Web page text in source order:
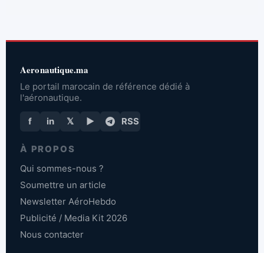
Aeronautique.ma
Le portail marocain de référence dédié à
l'aéronautique.
f in 𝕏 ▶ RSS
À PROPOS
Qui sommes-nous ?
Soumettre un article
Newsletter AéroHebdo
Publicité / Media Kit 2026
Nous contacter